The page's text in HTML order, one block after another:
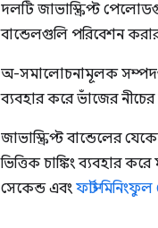
দলটি জাভাস্ক্রিপ্ট
বান্ডেলগুলি পরিবেশন
অ-সমালোচনামূলক
ব্যবহার করে ভাঁজের
জাভাস্ক্রিপ্ট বান্ডেলের
ভিত্তিক চাঙ্কিং ব্যবহার
সেকেন্ড এবং ফার্স্ট